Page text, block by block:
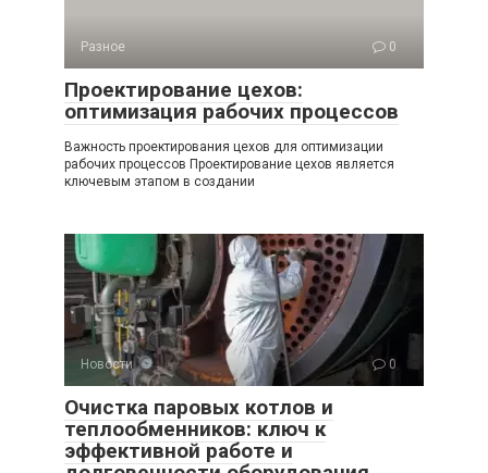
Разное 0
Проектирование цехов:
оптимизация рабочих процессов
Важность проектирования цехов для оптимизации
рабочих процессов Проектирование цехов является
ключевым этапом в создании
Новости 0
Очистка паровых котлов и
теплообменников: ключ к
эффективной работе и